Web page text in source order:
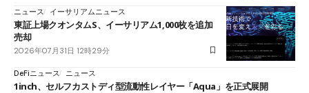
ニュース イーサリアムニュース
東証上場クオンタムS、イーサリアム1,000枚を追加
売却
2026年07月31日 12時29分
DeFiニュース ニュース
1inch、セルフカストディ型流動性レイヤー「Aqua」を正式展開